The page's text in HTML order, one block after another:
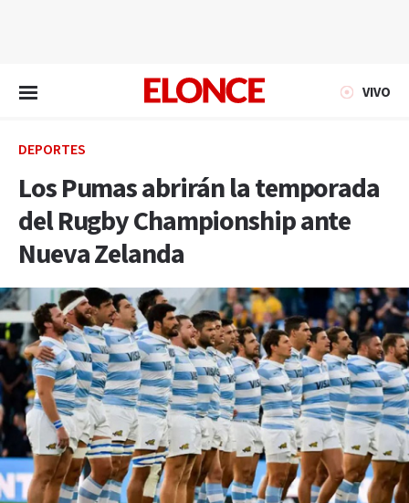
VIVO
DEPORTES
Los Pumas abrirán la temporada
del Rugby Championship ante
Nueva Zelanda